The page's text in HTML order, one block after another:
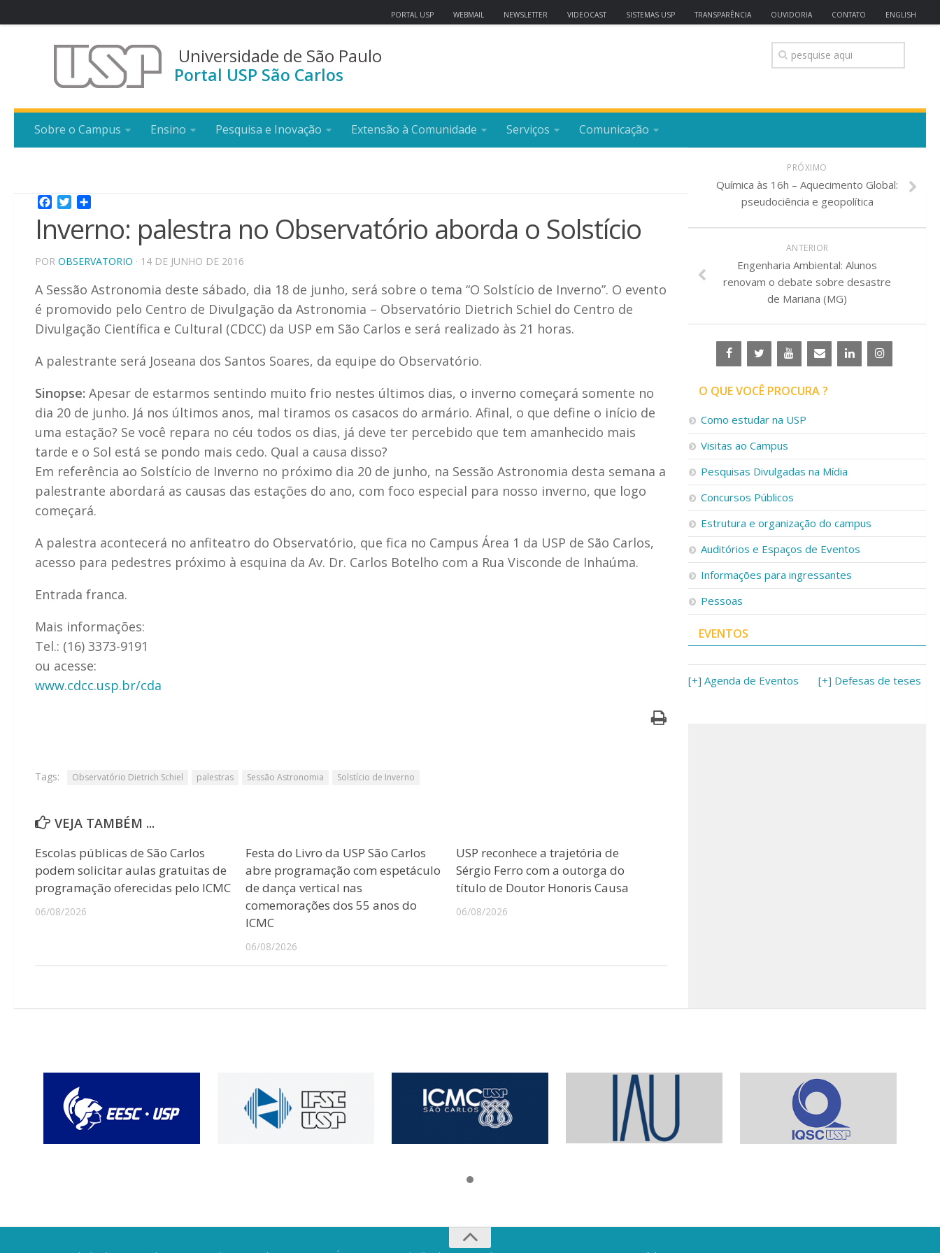
PORTAL USP WEBMAIL NEWSLETTER VIDEOCAST SISTEMAS USP TRANSPARÊNCIA OUVIDORIA CONTATO ENGLISH
Universidade de São Paulo
Portal USP São Carlos
Sobre o Campus Ensino Pesquisa e Inovação Extensão à Comunidade Serviços Comunicação
Facebook
Twitter
Inverno: palestra no Observatório aborda o Solstício
POR OBSERVATORIO · 14 DE JUNHO DE 2016
A Sessão Astronomia deste sábado, dia 18 de junho, será sobre o tema “O Solstício de Inverno”. O evento
é promovido pelo Centro de Divulgação da Astronomia – Observatório Dietrich Schiel do Centro de
Divulgação Científica e Cultural (CDCC) da USP em São Carlos e será realizado às 21 horas.
A palestrante será Joseana dos Santos Soares, da equipe do Observatório.
Sinopse: Apesar de estarmos sentindo muito frio nestes últimos dias, o inverno começará somente no
dia 20 de junho. Já nos últimos anos, mal tiramos os casacos do armário. Afinal, o que define o início de
uma estação? Se você repara no céu todos os dias, já deve ter percebido que tem amanhecido mais
tarde e o Sol está se pondo mais cedo. Qual a causa disso?
Em referência ao Solstício de Inverno no próximo dia 20 de junho, na Sessão Astronomia desta semana a
palestrante abordará as causas das estações do ano, com foco especial para nosso inverno, que logo
começará.
A palestra acontecerá no anfiteatro do Observatório, que fica no Campus Área 1 da USP de São Carlos,
acesso para pedestres próximo à esquina da Av. Dr. Carlos Botelho com a Rua Visconde de Inhaúma.
Entrada franca.
Mais informações:
Tel.: (16) 3373-9191
ou acesse:
www.cdcc.usp.br/cda
Tags: Observatório Dietrich Schiel palestras Sessão Astronomia Solstício de Inverno
VEJA TAMBÉM ...
Escolas públicas de São Carlos
podem solicitar aulas gratuitas de
programação oferecidas pelo ICMC
06/08/2026
Festa do Livro da USP São Carlos
abre programação com espetáculo
de dança vertical nas
comemorações dos 55 anos do
ICMC
06/08/2026
USP reconhece a trajetória de
Sérgio Ferro com a outorga do
título de Doutor Honoris Causa
06/08/2026
PRÓXIMO
Química às 16h – Aquecimento Global:
pseudociência e geopolítica
ANTERIOR
Engenharia Ambiental: Alunos
renovam o debate sobre desastre
de Mariana (MG)
O QUE VOCÊ PROCURA ?
Como estudar na USP
Visitas ao Campus
Pesquisas Divulgadas na Mídia
Concursos Públicos
Estrutura e organização do campus
Auditórios e Espaços de Eventos
Informações para ingressantes
Pessoas
EVENTOS
[+] Agenda de Eventos [+] Defesas de teses